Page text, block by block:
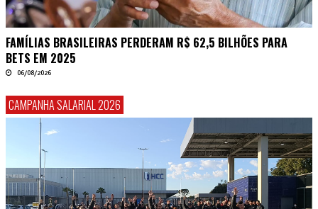
FAMÍLIAS BRASILEIRAS PERDERAM R$ 62,5 BILHÕES PARA
BETS EM 2025
06/08/2026
CAMPANHA SALARIAL 2026